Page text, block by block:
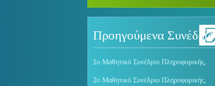
Προηγούμενα Συνέδρια
1ο Μαθητικό Συνέδριο Πληροφορικής,
2ο Μαθητικό Συνέδριο Πληροφορικής,